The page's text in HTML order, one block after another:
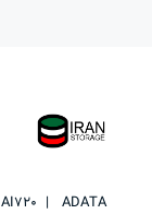
ADATA
AI720